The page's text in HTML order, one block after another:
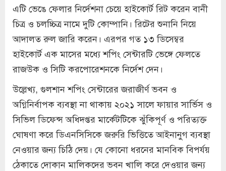
এটি ভেঙে ফেলার নির্দেশনা চেয়ে হাইকোর্ট রিট করেন বানী
চিত্র ও চলচ্চিত্র নামে দুটি কোম্পানি। রিটের শুনানি নিয়ে
আদালত রুল জারি করেন। এরপর গত ১৩ ডিসেম্বর
হাইকোর্ট এক মাসের মধ্যে শপিং সেন্টারটি ভেঙ্গে ফেলতে
রাজউক ও সিটি করপোরেশনকে নির্দেশ দেন।
উল্লেখ্য, গুলশান শপিং সেন্টারের জরাজীর্ণ ভবন ও
অগ্নিনির্বাপক ব্যবস্থা না থাকায় ২০২১ সালে ফায়ার সার্ভিস ও
সিভিল ডিফেন্স অধিদপ্তর মার্কেটটিকে ঝুঁকিপূর্ণ ও পরিত্যক্ত
ঘোষণা করে ডিএনসিসিকে জরুরি ভিত্তিতে আইনানুগ ব্যবস্থা
নেওয়ার জন্য চিঠি দেয়। যে কোনো ধরনের মানবিক বিপর্যয়
ঠেকাতে দোকান মালিকদের ভবন খালি করে দেওয়ার জন্য